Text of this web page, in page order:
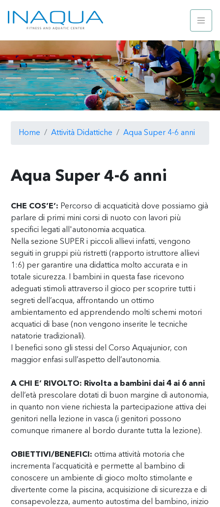
Home Attività Didattiche Aqua Super 4-6 anni
Aqua Super 4-6 anni
CHE COS’E’: Percorso di acquaticità dove possiamo già
parlare di primi mini corsi di nuoto con lavori più
specifici legati all'autonomia acquatica.
Nella sezione SUPER i piccoli allievi infatti, vengono
seguiti in gruppi più ristretti (rapporto istruttore allievi
1:6) per garantire una didattica molto accurata e in
totale sicurezza. I bambini in questa fase ricevono
adeguati stimoli attraverso il gioco per scoprire tutti i
segreti dell’acqua, affrontando un ottimo
ambientamento ed apprendendo molti schemi motori
acquatici di base (non vengono inserite le tecniche
natatorie tradizionali).
I benefici sono gli stessi del Corso Aquajunior, con
maggior enfasi sull’aspetto dell’autonomia.
A CHI E’ RIVOLTO: Rivolta a bambini dai 4 ai 6 anni
dell’età prescolare dotati di buon margine di autonomia,
in quanto non viene richiesta la partecipazione attiva dei
genitori nella lezione in vasca (i genitori possono
comunque rimanere al bordo durante tutta la lezione).
OBIETTIVI/BENEFICI: ottima attività motoria che
incrementa l’acquaticità e permette al bambino di
conoscere un ambiente di gioco molto stimolante e
divertente come la piscina, acquisizione di sicurezza e di
consapevolezza, aumento autostima del bambino, inizio